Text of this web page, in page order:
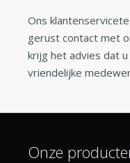
Ons
gerust contact met
krijg het advies dat
vriendelijke
Onze